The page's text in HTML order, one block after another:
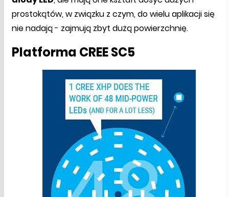
prostokątów, w związku z czym, do wielu aplikacji się
nie nadają - zajmują zbyt dużą powierzchnię.
Platforma CREE SC5